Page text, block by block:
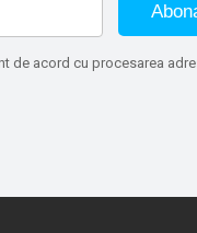
de acord cu procesarea